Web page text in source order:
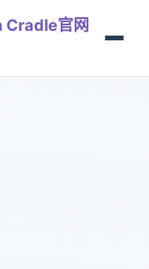
Cradle官网